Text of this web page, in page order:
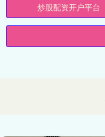
炒股配资开户平台